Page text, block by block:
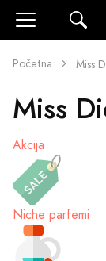
Početna Miss
Miss
Akcija
Niche parfemi